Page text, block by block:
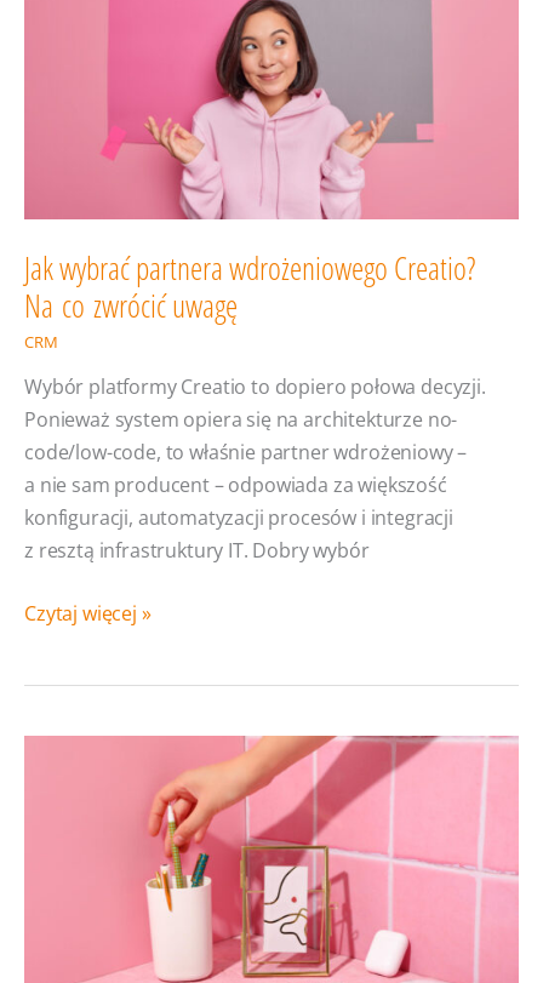
Jak wybrać partnera wdrożeniowego Creatio?
Na co zwrócić uwagę
CRM
Wybór platformy Creatio to dopiero połowa decyzji.
Ponieważ system opiera się na architekturze no-
code/low-code, to właśnie partner wdrożeniowy –
a nie sam producent – odpowiada za większość
konfiguracji, automatyzacji procesów i integracji
z resztą infrastruktury IT. Dobry wybór
Jak
Creatio?
Czytaj więcej »